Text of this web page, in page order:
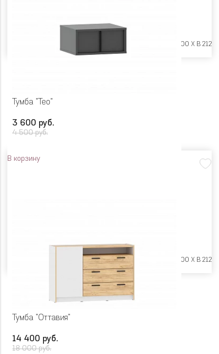
Ш 900 X Г 400 X В 212
Тумба "Тео"
3 600 руб.
4 500 руб.
В корзину
Ш 450 X Г 400 X В 212
Тумба "Оттавия"
14 400 руб.
18 000 руб.